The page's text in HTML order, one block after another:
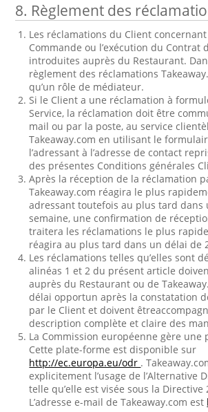
8. Règlement des
Les réclamations du Client concernant
Commande ou l’exécution du Contrat
introduites auprès du Restaurant.
règlement des réclamations
qu’un rôle de médiateur.
Si le Client a une réclamation à
Service, la réclamation doit être
mail ou par la poste, au service
Takeaway.com en utilisant le
l’adressant à l’adresse de contact
des présentes Conditions générales
Après la réception de la réclamation
Takeaway.com réagira le plus
adressant toutefois au plus tard dans
semaine, une confirmation de
traitera les réclamations le plus
réagira au plus tard dans un délai de
Les réclamations telles qu’elles sont
alinéas 1 et 2 du présent article
auprès du Restaurant ou de
délai opportun après la constatation
par le Client et doivent
description complète et claire des
La Commission européenne gère une
Cette plate-forme est disponible sur
http://ec.europa.eu/odr .
explicitement l’usage de l’Alternative
telle qu’elle est visée sous la Directive
L’adresse e-mail de Takeaway.com est